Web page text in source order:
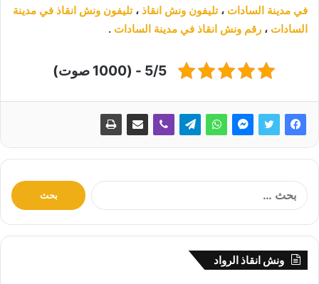
في مدينة السادات ،تليفون ونش انقاذ ،تليفون ونش انقاذ في مدينة
السادات ، رقم ونش انقاذ في مدينة السادات .
5/5 - (1000 صوت)
ونش انقاذ الرواد